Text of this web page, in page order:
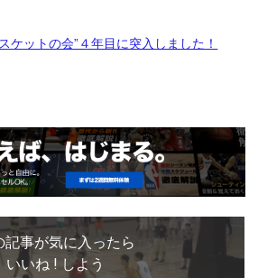
ケットの会”４年目に突入しました！
記事が気に入ったら
いいね ! しよう